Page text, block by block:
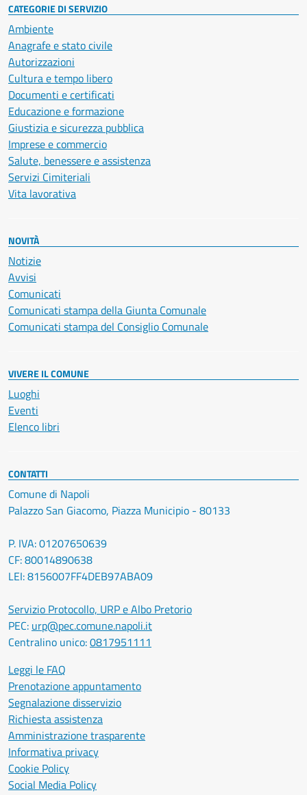
CATEGORIE DI SERVIZIO
Ambiente
Anagrafe e stato civile
Autorizzazioni
Cultura e tempo libero
Documenti e certificati
Educazione e formazione
Giustizia e sicurezza pubblica
Imprese e commercio
Salute, benessere e assistenza
Servizi Cimiteriali
Vita lavorativa
NOVITÀ
Notizie
Avvisi
Comunicati
Comunicati stampa della Giunta Comunale
Comunicati stampa del Consiglio Comunale
VIVERE IL COMUNE
Luoghi
Eventi
Elenco libri
CONTATTI
Comune di Napoli
Palazzo San Giacomo, Piazza Municipio - 80133
P. IVA: 01207650639
CF: 80014890638
LEI: 8156007FF4DEB97ABA09
Servizio Protocollo, URP e Albo Pretorio
PEC: urp@pec.comune.napoli.it
Centralino unico:0817951111
Leggi le FAQ
Prenotazione appuntamento
Segnalazione disservizio
Richiesta assistenza
Amministrazione trasparente
Informativa privacy
Cookie Policy
Social Media Policy